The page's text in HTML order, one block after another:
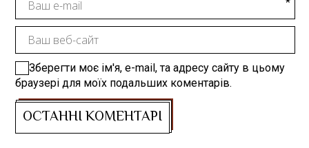
Зберегти моє ім'я, e-mail, та адресу сайту в цьому
браузері для моїх подальших коментарів.